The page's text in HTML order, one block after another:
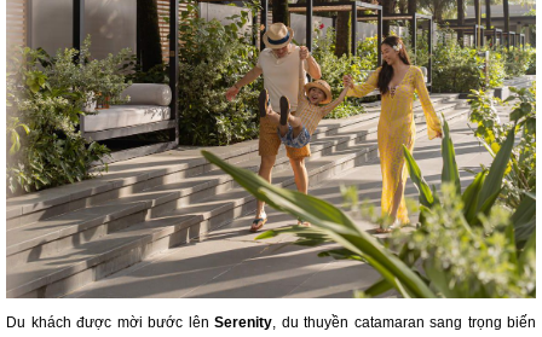
Du khách được mời bước lên Serenity, du thuyền catamaran sang trọng biến